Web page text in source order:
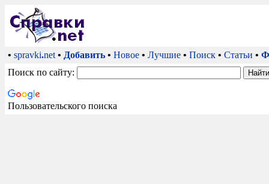
• spravki.net • Добавить • Новое • Лучшие • Поиск • Статьи •
Поиск по сайту:
Пользовательского поиска